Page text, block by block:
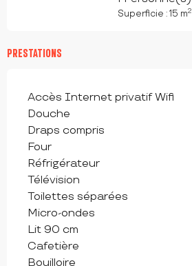
Superficie : 15 m2
PRESTATIONS
Accès Internet privatif Wifi
Douche
Draps compris
Four
Réfrigérateur
Télévision
Toilettes séparées
Micro-ondes
Lit 90 cm
Cafetière
Bouilloire